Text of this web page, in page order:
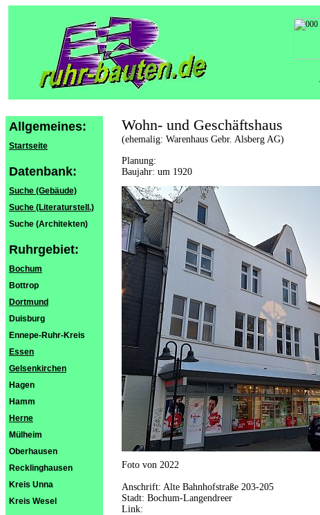
Allgemeines:
Startseite
Datenbank:
Suche (Gebäude)
Suche (Literaturstell.)
Suche (Architekten)
Ruhrgebiet:
Bochum
Bottrop
Dortmund
Duisburg
Ennepe-Ruhr-Kreis
Essen
Gelsenkirchen
Hagen
Hamm
Herne
Mülheim
Oberhausen
Recklinghausen
Kreis Unna
Kreis Wesel
Wohn- und Geschäftshaus
(ehemalig: Warenhaus Gebr. Alsberg AG)
Planung:
Baujahr: um 1920
Foto von 2022
Anschrift: Alte Bahnhofstraße 203-205
Stadt: Bochum-Langendreer
Link: